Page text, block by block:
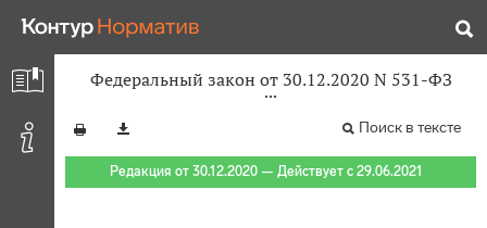
Федеральный закон от 30.12.2020 N 531-ФЗ
Поиск в тексте
Редакция от 30.12.2020 — Действует с 29.06.2021